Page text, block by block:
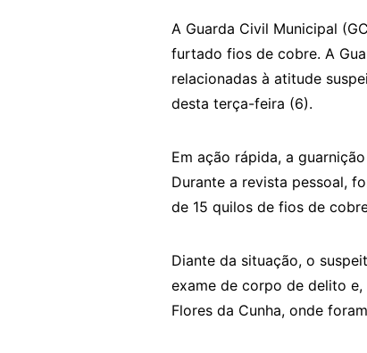
A Guarda Civil Municipal
furtado fios de cobre. A
relacionadas à atitude
desta terça-feira (6).
Em ação rápida, a
Durante a revista pessoal,
de 15 quilos de fios de
Diante da situação, o
exame de corpo de delito
Flores da Cunha, onde